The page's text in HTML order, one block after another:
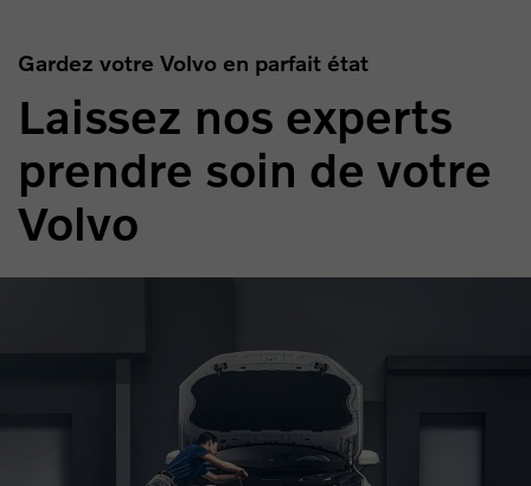
Gardez votre Volvo en parfait état
Laissez nos experts
prendre soin de votre
Volvo